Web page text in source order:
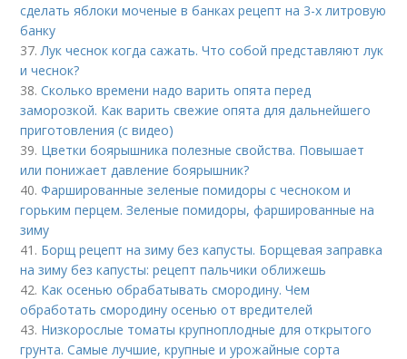
сделать яблоки моченые в банках рецепт на 3-х литровую
банку
37. Лук чеснок когда сажать. Что собой представляют лук
и чеснок?
38.Сколько времени надо варить опята перед
заморозкой. Как варить свежие опята для дальнейшего
приготовления (с видео)
39. Цветки боярышника полезные свойства. Повышает
или понижает давление боярышник?
40.Фаршированные зеленые помидоры с чесноком и
горьким перцем. Зеленые помидоры, фаршированные на
зиму
41. Борщ рецепт на зиму без капусты. Борщевая заправка
на зиму без капусты: рецепт пальчики оближешь
42. Как осенью обрабатывать смородину. Чем
обработать смородину осенью от вредителей
43. Низкорослые томаты крупноплодные для открытого
грунта. Самые лучшие, крупные и урожайные сорта